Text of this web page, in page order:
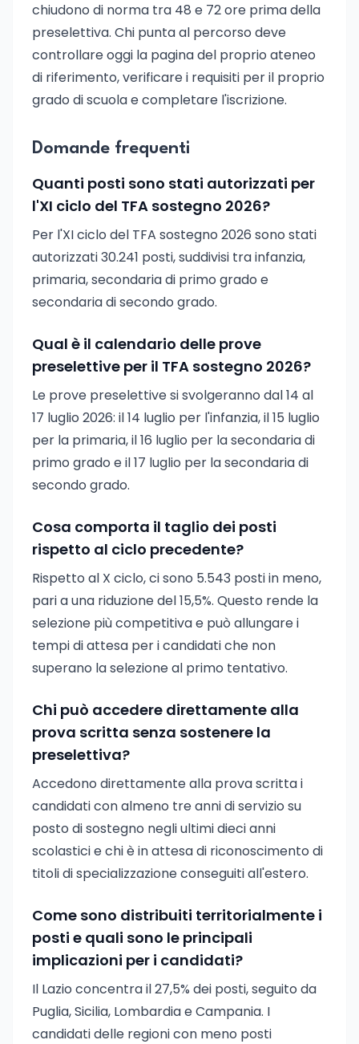
chiudono di norma tra 48 e 72 ore prima della
preselettiva. Chi punta al percorso deve
controllare oggi la pagina del proprio ateneo
di riferimento, verificare i requisiti per il proprio
grado di scuola e completare l'iscrizione.
Domande frequenti
Quanti posti sono stati autorizzati per
l'XI ciclo del TFA sostegno 2026?
Per l'XI ciclo del TFA sostegno 2026 sono stati
autorizzati 30.241 posti, suddivisi tra infanzia,
primaria, secondaria di primo grado e
secondaria di secondo grado.
Qual è il calendario delle prove
preselettive per il TFA sostegno 2026?
Le prove preselettive si svolgeranno dal 14 al
17 luglio 2026: il 14 luglio per l'infanzia, il 15 luglio
per la primaria, il 16 luglio per la secondaria di
primo grado e il 17 luglio per la secondaria di
secondo grado.
Cosa comporta il taglio dei posti
rispetto al ciclo precedente?
Rispetto al X ciclo, ci sono 5.543 posti in meno,
pari a una riduzione del 15,5%. Questo rende la
selezione più competitiva e può allungare i
tempi di attesa per i candidati che non
superano la selezione al primo tentativo.
Chi può accedere direttamente alla
prova scritta senza sostenere la
preselettiva?
Accedono direttamente alla prova scritta i
candidati con almeno tre anni di servizio su
posto di sostegno negli ultimi dieci anni
scolastici e chi è in attesa di riconoscimento di
titoli di specializzazione conseguiti all'estero.
Come sono distribuiti territorialmente i
posti e quali sono le principali
implicazioni per i candidati?
Il Lazio concentra il 27,5% dei posti, seguito da
Puglia, Sicilia, Lombardia e Campania. I
candidati delle regioni con meno posti